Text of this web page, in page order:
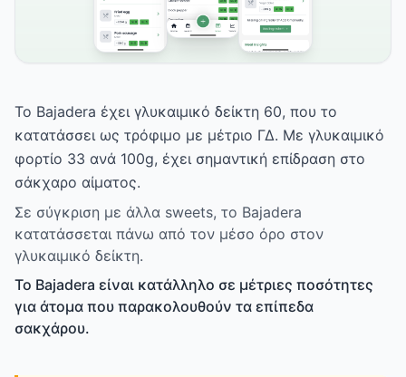
Το Bajadera έχει γλυκαιμικό δείκτη 60, που το
κατατάσσει ως τρόφιμο με μέτριο ΓΔ. Με γλυκαιμικό
φορτίο 33 ανά 100g, έχει σημαντική επίδραση στο
σάκχαρο αίματος.
Σε σύγκριση με άλλα sweets, το Bajadera
κατατάσσεται πάνω από τον μέσο όρο στον
γλυκαιμικό δείκτη.
Το Bajadera είναι κατάλληλο σε μέτριες ποσότητες
για άτομα που παρακολουθούν τα επίπεδα
σακχάρου.